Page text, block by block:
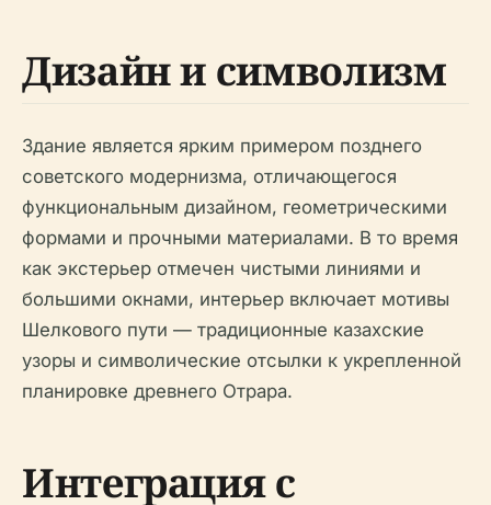
Дизайн и символизм
Здание является ярким примером позднего
советского модернизма, отличающегося
функциональным дизайном, геометрическими
формами и прочными материалами. В то время
как экстерьер отмечен чистыми линиями и
большими окнами, интерьер включает мотивы
Шелкового пути — традиционные казахские
узоры и символические отсылки к укрепленной
планировке древнего Отрара.
Интеграция с